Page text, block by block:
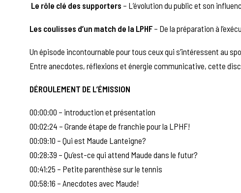
Le rôle clé des supporters – L’évolution du public et son
Les coulisses d’un match de la LPHF – De la préparation à
Un épisode incontournable pour tous ceux qui s’intéressent au
Entre anecdotes, réflexions et énergie communicative, cette
DÉROULEMENT DE L’ÉMISSION
00:00:00 – introduction et présentation
00:02:24 – Grande étape de franchie pour la LPHF!
00:09:10 – Qui est Maude Lanteigne?
00:28:39 – Qu’est-ce qui attend Maude dans le futur?
00:41:25 – Petite parenthèse sur le tennis
00:58:16 – Anecdotes avec Maude!